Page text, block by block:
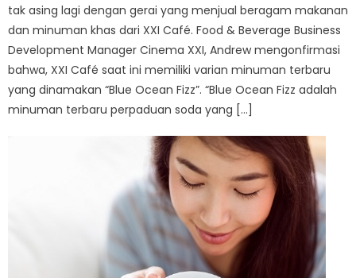
tak asing lagi dengan gerai yang menjual beragam makanan
dan minuman khas dari XXI Café. Food & Beverage Business
Development Manager Cinema XXI, Andrew mengonfirmasi
bahwa, XXI Café saat ini memiliki varian minuman terbaru
yang dinamakan “Blue Ocean Fizz”. “Blue Ocean Fizz adalah
minuman terbaru perpaduan soda yang […]